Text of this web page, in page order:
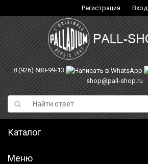
Регистрация Вход
8 (926) 680-99-13
shop@pall-shop.ru
Каталог
Меню